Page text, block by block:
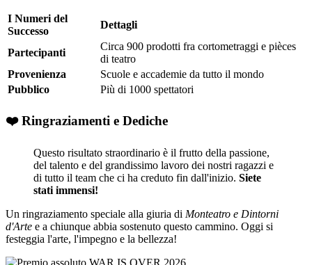
I Numeri del
Successo
Dettagli
Partecipanti
Circa 900 prodotti fra cortometraggi e pièces
di teatro
Provenienza
Scuole e accademie da tutto il mondo
Pubblico
Più di 1000 spettatori
❤️ Ringraziamenti e Dediche
Questo risultato straordinario è il frutto della passione,
del talento e del grandissimo lavoro dei nostri ragazzi e
di tutto il team che ci ha creduto fin dall'inizio. Siete
stati immensi!
Un ringraziamento speciale alla giuria di Monteatro e Dintorni
d'Arte e a chiunque abbia sostenuto questo cammino. Oggi si
festeggia l'arte, l'impegno e la bellezza!